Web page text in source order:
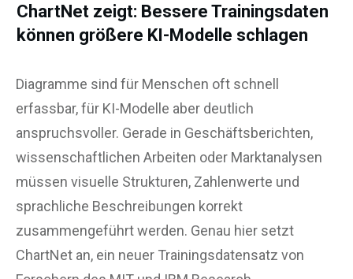
ChartNet zeigt: Bessere Trainingsdaten
können größere KI-Modelle schlagen
Diagramme sind für Menschen oft schnell
erfassbar, für KI-Modelle aber deutlich
anspruchsvoller. Gerade in Geschäftsberichten,
wissenschaftlichen Arbeiten oder Marktanalysen
müssen visuelle Strukturen, Zahlenwerte und
sprachliche Beschreibungen korrekt
zusammengeführt werden. Genau hier setzt
ChartNet an, ein neuer Trainingsdatensatz von